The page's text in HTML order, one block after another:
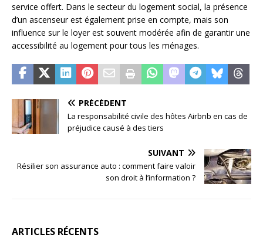
service offert. Dans le secteur du logement social, la présence
d’un ascenseur est également prise en compte, mais son
influence sur le loyer est souvent modérée afin de garantir une
accessibilité au logement pour tous les ménages.
PRÉCÉDENT
La responsabilité civile des hôtes Airbnb en cas de
préjudice causé à des tiers
SUIVANT
Résilier son assurance auto : comment faire valoir
son droit à l’information ?
ARTICLES RÉCENTS